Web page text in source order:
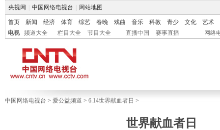
央视网 中国网络电视台 网站地图
首页 新闻 经济 体育 综艺 春晚 戏曲 音乐 科教 青少 文化
艺术
电视
频道大全 栏目大全 节目大全 直播中国 赛事直播 网络
中国网络电视台 > 爱公益频道 > 6.14世界献血者日 >
世界献血者日